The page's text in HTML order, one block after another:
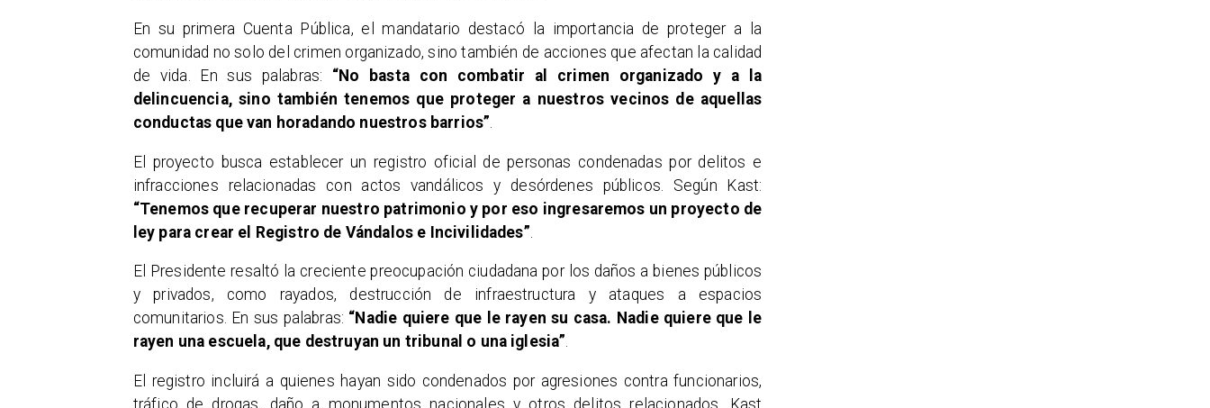
En su primera Cuenta Pública, el mandatario destacó la importancia de proteger a la
comunidad no solo del crimen organizado, sino también de acciones que afectan la calidad
de vida. En sus palabras: “No basta con combatir al crimen organizado y a la
delincuencia, sino también tenemos que proteger a nuestros vecinos de aquellas
conductas que van horadando nuestros barrios”.
El proyecto busca establecer un registro oficial de personas condenadas por delitos e
infracciones relacionadas con actos vandálicos y desórdenes públicos. Según Kast:
“Tenemos que recuperar nuestro patrimonio y por eso ingresaremos un proyecto de
ley para crear el Registro de Vándalos e Incivilidades”
El Presidente resaltó la creciente preocupación ciudadana por los daños a bienes públicos
y privados, como rayados, destrucción de infraestructura y ataques a espacios
comunitarios. En sus palabras: “Nadie quiere que le rayen su casa. Nadie quiere que le
rayen una escuela, que destruyan un tribunal o una iglesia”.
El registro incluirá a quienes hayan sido condenados por agresiones contra funcionarios,
tráfico de drogas, daño a monumentos nacionales y otros delitos relacionados. Kast